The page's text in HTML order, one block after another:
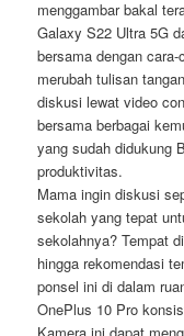
menggambar bakal
Galaxy S22 Ultra 5G
bersama dengan
merubah tulisan
diskusi lewat video
bersama berbagai
yang sudah didukung
produktivitas.
Mama ingin diskusi
sekolah yang tepat
sekolahnya? Tempat
hingga rekomendasi
ponsel ini di dalam
OnePlus 10 Pro